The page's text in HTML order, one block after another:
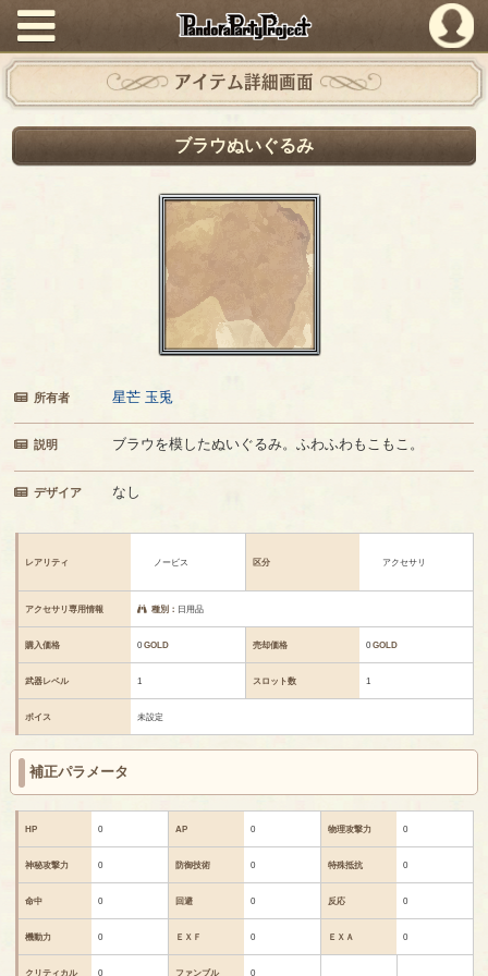
PandoraPartyProject
アイテム詳細画面
ブラウぬいぐるみ
所有者 星芒 玉兎
説明 ブラウを模したぬいぐるみ。ふわふわもこもこ。
デザイア なし
レアリティ ノービス 区分 アクセサリ
アクセサリ専用情報 種別： 日用品
購入価格 0GOLD 売却価格 0GOLD
武器レベル 1 スロット数 1
ボイス 未設定
補正パラメータ
HP 0 AP 0 物理攻撃力 0
神秘攻撃力 0 防御技術 0 特殊抵抗 0
命中 0 回避 0 反応 0
機動力 0 ＥＸＦ 0 ＥＸＡ 0
クリティカル 0 ファンブル 0